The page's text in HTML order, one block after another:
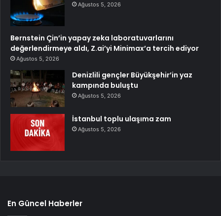
Ağustos 5, 2026
Bernstein Çin’in yapay zeka laboratuvarlarını
değerlendirmeye aldı, Z.ai’yi Minimax’a tercih ediyor
Ağustos 5, 2026
Denizlili gençler Büyükşehir’in yaz
kampında buluştu
Ağustos 5, 2026
İstanbul toplu ulaşıma zam
Ağustos 5, 2026
En Güncel Haberler